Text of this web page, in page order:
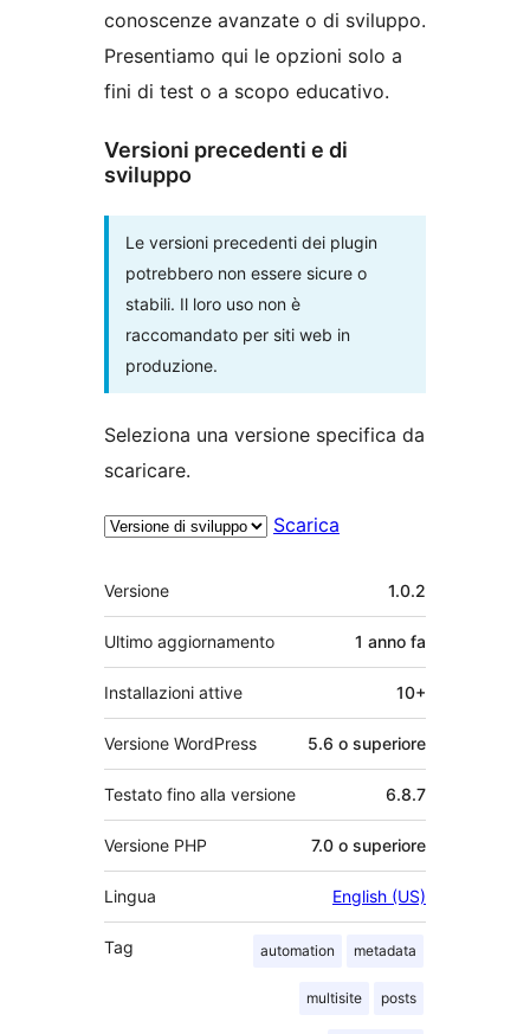
conoscenze avanzate o di sviluppo.
Presentiamo qui le opzioni solo a
fini di test o a scopo educativo.
Versioni precedenti e di
sviluppo
Le versioni precedenti dei plugin
potrebbero non essere sicure o
stabili. Il loro uso non è
raccomandato per siti web in
produzione.
Seleziona una versione specifica da
scaricare.
Scarica
Meta
Versione 1.0.2
Ultimo aggiornamento 1 anno fa
Installazioni attive 10+
Versione WordPress 5.6 o superiore
Testato fino alla versione 6.8.7
Versione PHP 7.0 o superiore
Lingua English (US)
Tag automation metadata
multisite posts